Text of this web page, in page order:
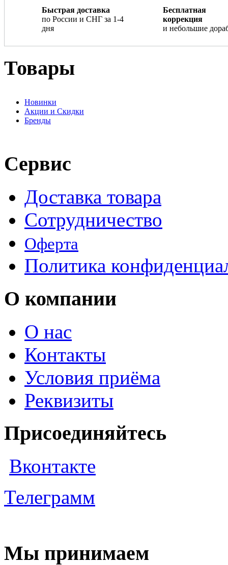
Быстрая доставка
по России и СНГ за 1-4
дня
Бесплатная
коррекция
и небольшие
Товары
Новинки
Акции и Скидки
Бренды
Сервис
Доставка товара
Сотрудничество
Оферта
Политика
О компании
О нас
Контакты
Условия приёма
Реквизиты
Присоединяйтесь
Вконтакте
Телеграмм
Мы принимаем